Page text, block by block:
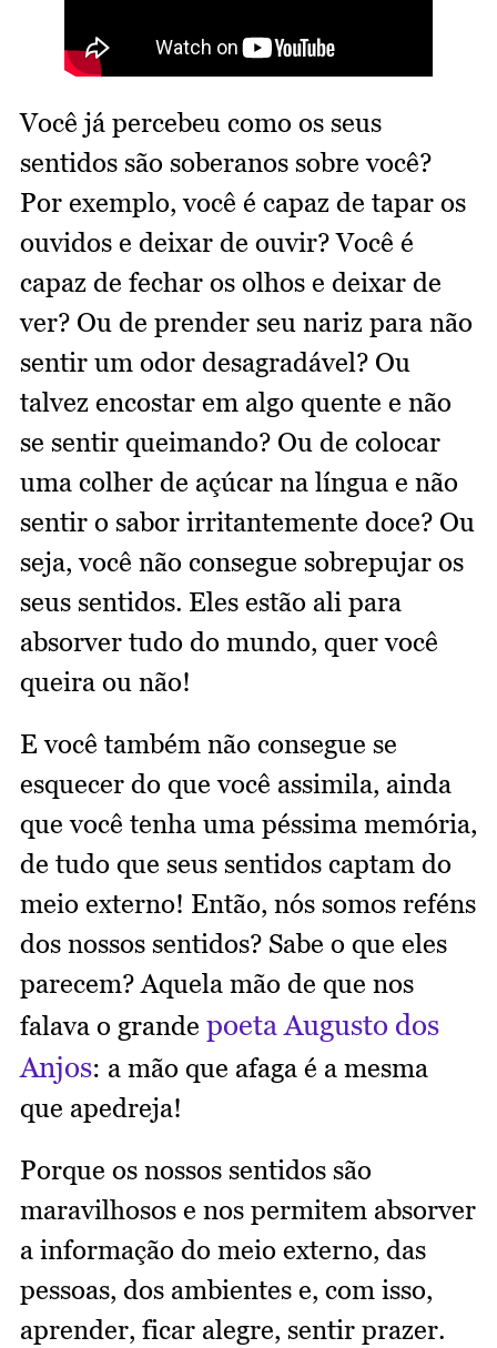
Você já percebeu como os seus
sentidos são soberanos sobre você?
Por exemplo, você é capaz de tapar os
ouvidos e deixar de ouvir? Você é
capaz de fechar os olhos e deixar de
ver? Ou de prender seu nariz para não
sentir um odor desagradável? Ou
talvez encostar em algo quente e não
se sentir queimando? Ou de colocar
uma colher de açúcar na língua e não
sentir o sabor irritantemente doce? Ou
seja, você não consegue sobrepujar os
seus sentidos. Eles estão ali para
absorver tudo do mundo, quer você
queira ou não!
E você também não consegue se
esquecer do que você assimila, ainda
que você tenha uma péssima memória,
de tudo que seus sentidos captam do
meio externo! Então, nós somos reféns
dos nossos sentidos? Sabe o que eles
parecem? Aquela mão de que nos
falava o grande poeta Augusto dos
Anjos: a mão que afaga é a mesma
que apedreja!
Porque os nossos sentidos são
maravilhosos e nos permitem absorver
a informação do meio externo, das
pessoas, dos ambientes e, com isso,
aprender, ficar alegre, sentir prazer.